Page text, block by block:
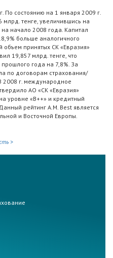
По состоянию на 1 января 2009 г.
млрд. тенге, увеличившись на
начало 2008 года. Капитал
больше аналогичного
объем принятых СК «Евразия»
19,857 млрд. тенге, что
года на 7,8%. За
по договорам страхования/
2008 г. международное
АО «СК «Евразия»
уровне «B++» и кредитный
рейтинг A.M. Best является
и Восточной Европы.
>